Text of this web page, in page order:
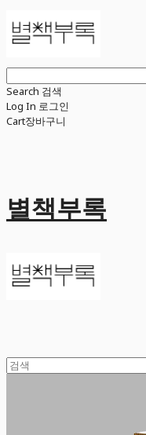
Search 검색
Log In 로그인
Cart장바구니
별책부록